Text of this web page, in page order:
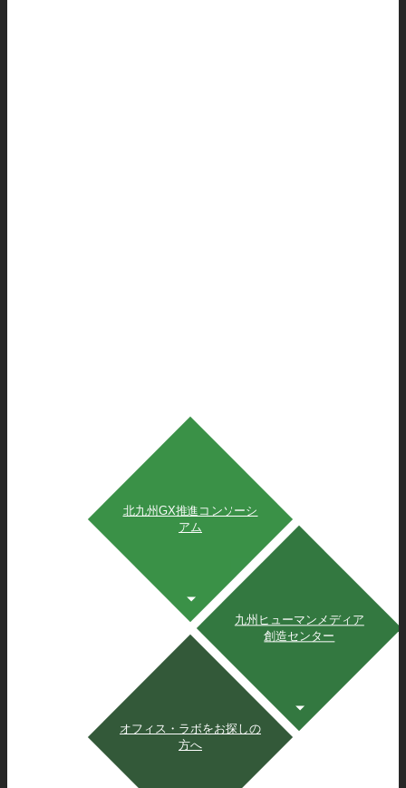
北九州GX推進コンソーシ
アム
九州ヒューマンメディア
創造センター
オフィス・ラボをお探しの
方へ